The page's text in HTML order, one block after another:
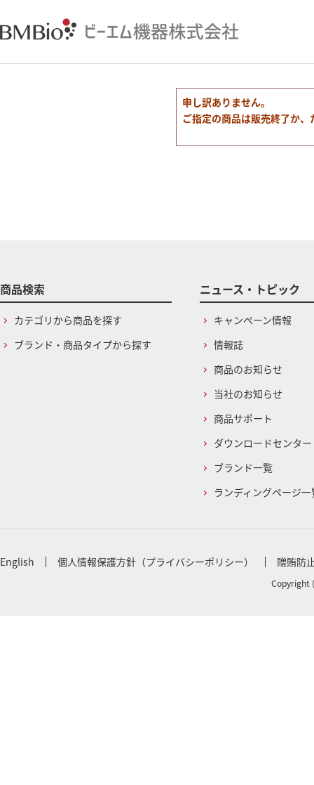
申し訳ありません。
ご指定の商品は販売終了か
商品検索
カテゴリから商品を探す
ブランド・商品タイプから探す
ニュース・トピック
キャンペーン情報
情報誌
商品のお知らせ
当社のお知らせ
商品サポート
ダウンロードセンター
ブランド一覧
ランディングページ一
English 個人情報保護方針（プライバシーポリシー） 贈賄防
Copyright